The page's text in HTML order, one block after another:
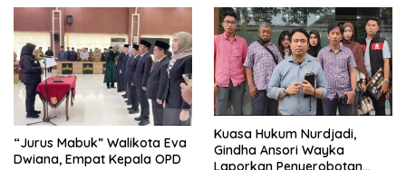
“Jurus Mabuk” Walikota Eva
Dwiana, Empat Kepala OPD
Kuasa Hukum Nurdjadi,
Gindha Ansori Wayka
Laporkan Penyerobotan